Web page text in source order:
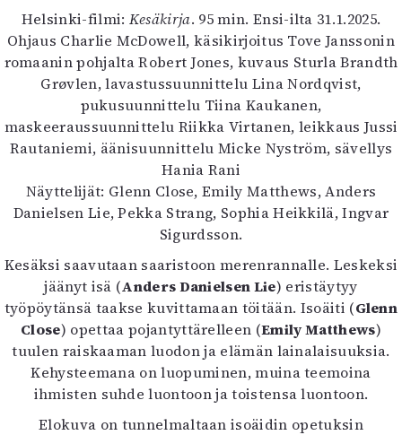
Oulu2026
Näyttelyt
Musiikki
Levyt
Kuvataide
Kirjat
In English
Esitystaide
Arkisto
Lehdet
4/2026
2–3/2026
1/2026
6/2025
5/2025 saame
5/2025
Lehtiarkisto
Helsinki-filmi: Kesäkirja. 95 min. Ensi-ilta 31.1.2025.
Ohjaus Charlie McDowell, käsikirjoitus Tove Janssonin
romaanin pohjalta Robert Jones, kuvaus Sturla Brandth
Grøvlen, lavastussuunnittelu Lina Nordqvist,
pukusuunnittelu Tiina Kaukanen,
maskeeraussuunnittelu Riikka Virtanen, leikkaus Jussi
Rautaniemi, äänisuunnittelu Micke Nyström, sävellys
Hania Rani
Näyttelijät: Glenn Close, Emily Matthews, Anders
Danielsen Lie, Pekka Strang, Sophia Heikkilä, Ingvar
Sigurdsson.
Kesäksi saavutaan saaristoon merenrannalle. Leskeksi
jäänyt isä (Anders Danielsen Lie) eristäytyy
työpöytänsä taakse kuvittamaan töitään. Isoäiti (Glenn
Close) opettaa pojantyttärelleen (Emily Matthews)
tuulen raiskaaman luodon ja elämän lainalaisuuksia.
Kehysteemana on luopuminen, muina teemoina
ihmisten suhde luontoon ja toistensa luontoon.
Elokuva on tunnelmaltaan isoäidin opetuksin